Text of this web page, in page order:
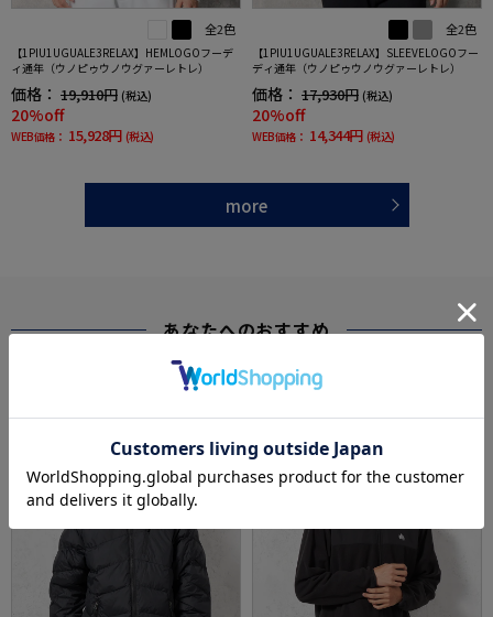
全2色
【1PIU1UGUALE3RELAX】HEMLOGOフーデ
ィ通年（ウノピゥウノウグァーレトレ）
価格： 19,910円 (税込)
20%off
WEB価格： 15,928円 (税込)
全2色
【1PIU1UGUALE3RELAX】SLEEVELOGOフー
ディ通年（ウノピゥウノウグァーレトレ）
価格： 17,930円 (税込)
20%off
WEB価格： 14,344円 (税込)
more
あなたへのおすすめ
SALE